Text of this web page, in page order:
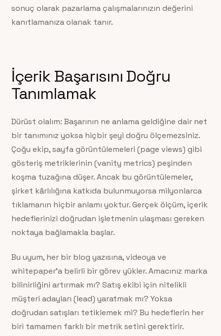
sonuç olarak pazarlama çalışmalarınızın değerini
kanıtlamanıza olanak tanır.
İçerik Başarısını Doğru
Tanımlamak
Dürüst olalım: Başarının ne anlama geldiğine dair net
bir tanımınız yoksa hiçbir şeyi doğru ölçemezsiniz.
Çoğu ekip, sayfa görüntülemeleri (page views) gibi
gösteriş metriklerinin (vanity metrics) peşinden
koşma tuzağına düşer. Ancak bu görüntülemeler,
şirket kârlılığına katkıda bulunmuyorsa milyonlarca
tıklamanın hiçbir anlamı yoktur. Gerçek ölçüm, içerik
hedeflerinizi doğrudan işletmenin ulaşması gereken
noktaya bağlamakla başlar.
Bu uyum, her bir blog yazısına, videoya ve
whitepaper’a belirli bir görev yükler. Amacınız marka
bilinirliğini artırmak mı? Satış ekibi için nitelikli
müşteri adayları (lead) yaratmak mı? Yoksa
doğrudan satışları tetiklemek mi? Bu hedeflerin her
biri tamamen farklı bir metrik setini gerektirir.